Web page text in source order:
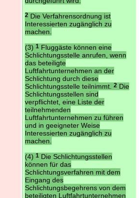
2Die Verfahrensordnung ist
Interessierten zugänglich zu
machen.
(3) 1Fluggäste können eine
Schlichtungsstelle anrufen, wenn
das beteiligte
Luftfahrtunternehmen an der
Schlichtung durch diese
Schlichtungsstelle teilnimmt.
2Die
Schlichtungsstellen sind
verpflichtet, eine Liste der
teilnehmenden
Luftfahrtunternehmen zu führen
und in geeigneter Weise
Interessierten zugänglich zu
machen.
(4) 1Die Schlichtungsstellen
können für das
Schlichtungsverfahren mit dem
Eingang des
Schlichtungsbegehrens von dem
beteiligten Luftfahrtunternehmen